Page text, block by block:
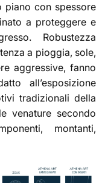
piano con spessore
a proteggere e
Robustezza
a pioggia, sole,
aggressive, fanno
all’esposizione
tradizionali della
venature secondo
montanti,